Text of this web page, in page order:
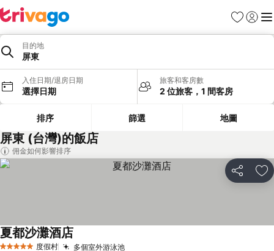
我的最愛
登入 選
目的地
屏東
入住日期/退房日期
選擇日期
旅客和客房數
2 位旅客，1 間客房
排序 篩選 地圖
屏東 (台灣)的飯店
佣金如何影響排序
分享 加
度假村 多個室外游泳池
夏都沙灘酒店